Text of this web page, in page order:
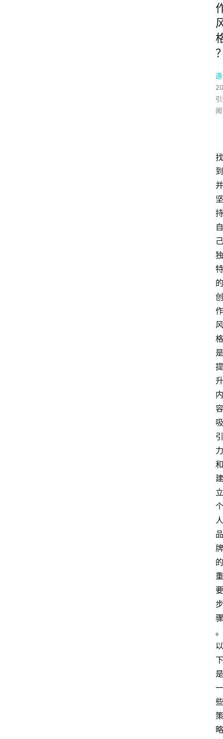
找
到
并
坚
持
自
己
独
特
的
创
作
风
格
是
提
升
内
容
吸
引
力
和
建
立
个
人
品
牌
的
重
要
步
骤
。
以
下
是
一
些
策
略